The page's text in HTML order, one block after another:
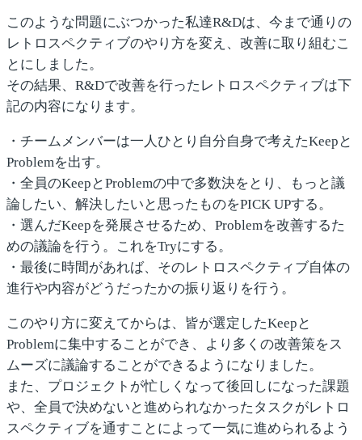
このような問題にぶつかった私達R&Dは、今まで通りの
レトロスペクティブのやり方を変え、改善に取り組むこ
とにしました。
その結果、R&Dで改善を行ったレトロスペクティブは下
記の内容になります。
・チームメンバーは一人ひとり自分自身で考えたKeepと
Problemを出す。
・全員のKeepとProblemの中で多数決をとり、もっと議
論したい、解決したいと思ったものをPICK UPする。
・選んだKeepを発展させるため、Problemを改善するた
めの議論を行う。これをTryにする。
・最後に時間があれば、そのレトロスペクティブ自体の
進行や内容がどうだったかの振り返りを行う。
このやり方に変えてからは、皆が選定したKeepと
Problemに集中することができ、より多くの改善策をス
ムーズに議論することができるようになりました。
また、プロジェクトが忙しくなって後回しになった課題
や、全員で決めないと進められなかったタスクがレトロ
スペクティブを通すことによって一気に進められる よう